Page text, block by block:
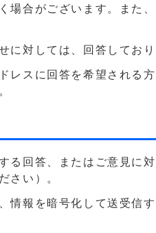
場合がございます。また
に対しては、回答しており
レスに回答を希望され
る回答、またはご意見に
さい）。
情報を暗号化して送受